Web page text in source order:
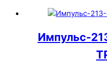
Импульс-